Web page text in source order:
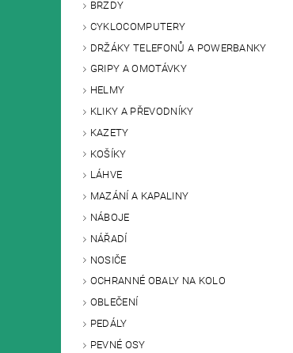
BRZDY
CYKLOCOMPUTERY
DRŽÁKY TELEFONŮ A POWERBANKY
GRIPY A OMOTÁVKY
HELMY
KLIKY A PŘEVODNÍKY
KAZETY
KOŠÍKY
LÁHVE
MAZÁNÍ A KAPALINY
NÁBOJE
NÁŘADÍ
NOSIČE
OCHRANNÉ OBALY NA KOLO
OBLEČENÍ
PEDÁLY
PEVNÉ OSY